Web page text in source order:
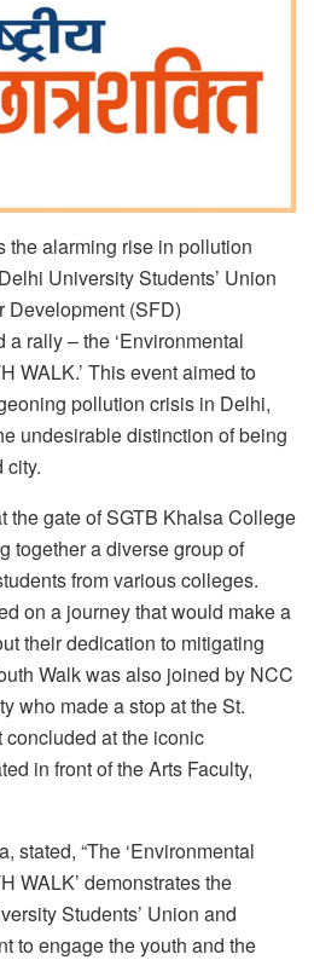
the alarming rise in pollution
University Students’ Union
Development (SFD)
rally – the ‘Environmental
WALK.’ This event aimed to
pollution crisis in Delhi,
undesirable distinction of being
city.
the gate of SGTB Khalsa College
together a diverse group of
from various colleges.
on a journey that would make a
their dedication to mitigating
Walk was also joined by NCC
who made a stop at the St.
concluded at the iconic
in front of the Arts Faculty,
stated, “The ‘Environmental
WALK’ demonstrates the
Students’ Union and
to engage the youth and the